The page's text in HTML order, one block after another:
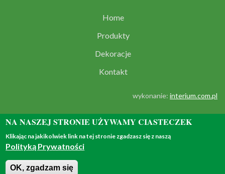
Home
Produkty
Dekoracje
Kontakt
wykonanie: interium.com.pl
© 2018 - all rights reserved
NA NASZEJ STRONIE UŻYWAMY CIASTECZEK
Klikając na jakikolwiek link na tej stronie zgadzasz się z naszą
Polityką Prywatności
OK, zgadzam się